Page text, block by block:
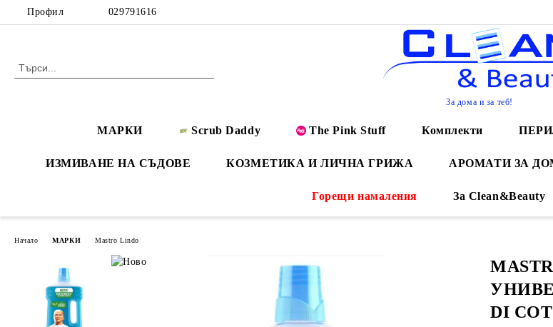
Профил 029791616
За дома и за теб!
МАРКИ Scrub Daddy The Pink Stuff Комплекти
ИЗМИВАНЕ НА СЪДОВЕ КОЗМЕТИКА И ЛИЧНА ГРИЖА АРОМАТИ ЗА
Горещи намаления За Clean&Beauty
Начало МАРКИ Mastro Lindo
DI